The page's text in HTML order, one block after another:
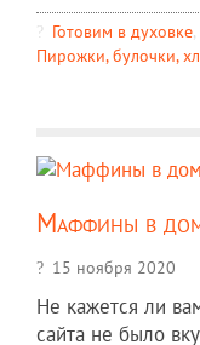
Готовим в духовке,
Пирожки, булочки,
Маффины в
15 ноября 2020
Не кажется ли
сайта не было